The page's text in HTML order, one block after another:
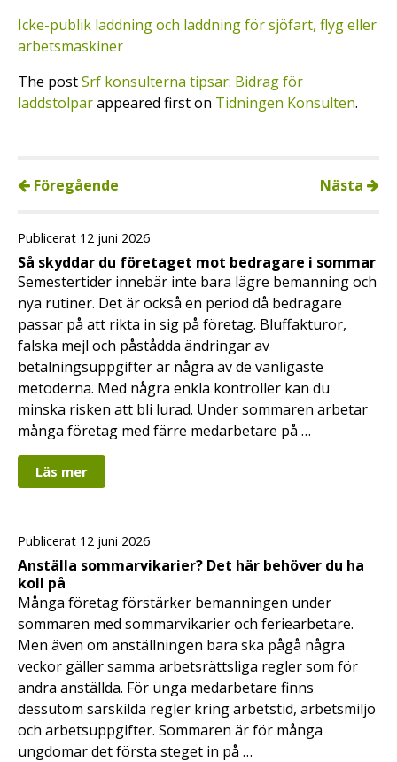
Icke-publik laddning och laddning för sjöfart, flyg eller
arbetsmaskiner
The postSrf konsulterna tipsar: Bidrag för
laddstolparappeared first on Tidningen Konsulten.
Föregående Nästa
Publicerat 12 juni 2026
Så skyddar du företaget mot bedragare i sommar
Semestertider innebär inte bara lägre bemanning och
nya rutiner. Det är också en period då bedragare
passar på att rikta in sig på företag. Bluffakturor,
falska mejl och påstådda ändringar av
betalningsuppgifter är några av de vanligaste
metoderna. Med några enkla kontroller kan du
minska risken att bli lurad. Under sommaren arbetar
många företag med färre medarbetare på …
Läs mer
Publicerat 12 juni 2026
Anställa sommarvikarier? Det här behöver du ha
koll på
Många företag förstärker bemanningen under
sommaren med sommarvikarier och feriearbetare.
Men även om anställningen bara ska pågå några
veckor gäller samma arbetsrättsliga regler som för
andra anställda. För unga medarbetare finns
dessutom särskilda regler kring arbetstid, arbetsmiljö
och arbetsuppgifter. Sommaren är för många
ungdomar det första steget in på …